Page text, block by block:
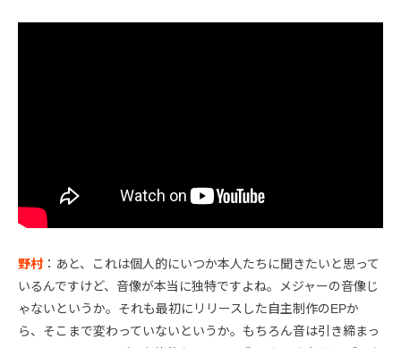
野村：あと、これは個人的にいつか本人たちに聞きたいと思って
いるんですけど、音像が本当に独特ですよね。メジャーの音像じ
ゃないというか。それも最初にリリースした自主制作のEPか
ら、そこまで変わっていないというか。もちろん音は引き締まっ